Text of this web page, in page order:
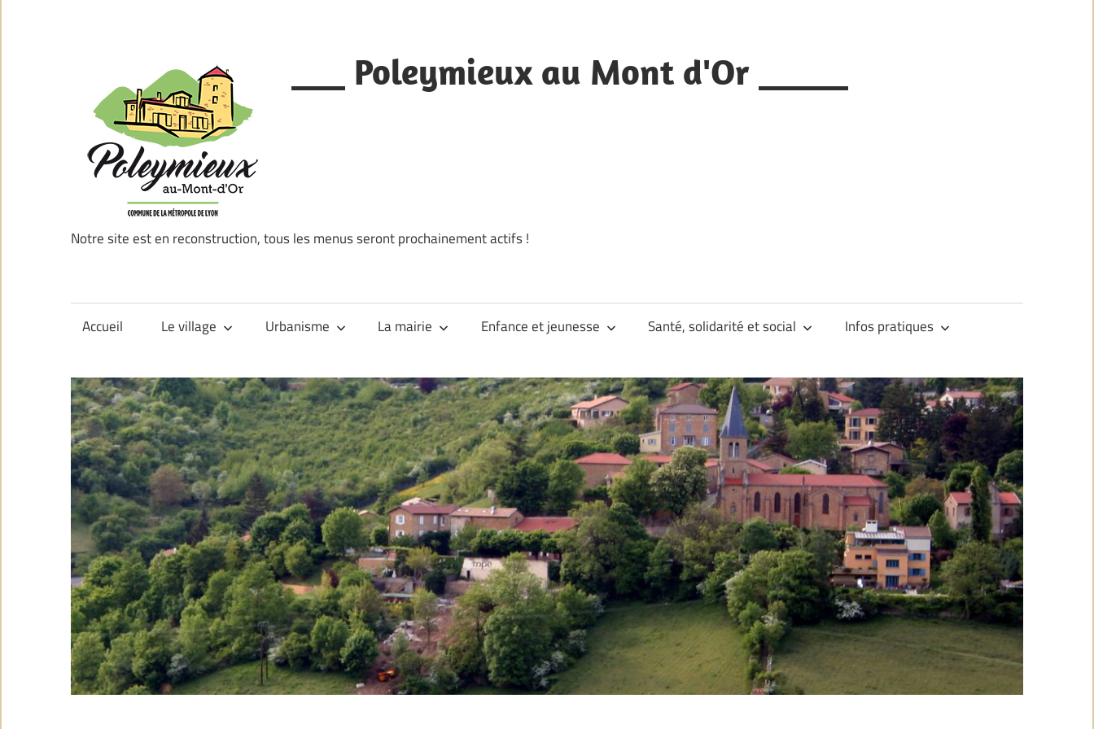
___ Poleymieux au Mont d'Or _____
Notre site est en reconstruction, tous les menus seront prochainement actifs !
Accueil Le village Urbanisme La mairie Enfance et jeunesse Santé, solidarité et social Infos pratiques